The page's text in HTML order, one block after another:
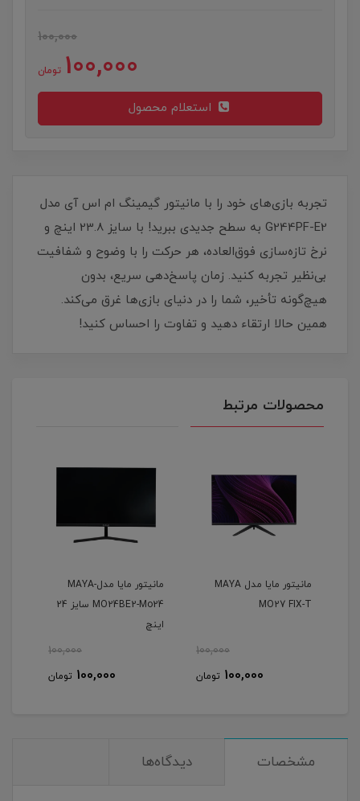
100,000
100,000 تومان
تجربه بازی‌های خود را با مانیتور گیمینگ ام اس آی مدل
G244PF-E2 به سطح جدیدی ببرید! با سایز 23.8 اینچ و
نرخ تازه‌سازی فوق‌العاده، هر حرکت را با وضوح و شفافیت
بی‌نظیر تجربه کنید. زمان پاسخ‌دهی سریع، بدون
هیچ‌گونه تأخیر، شما را در دنیای بازی‌ها غرق می‌کند.
همین حالا ارتقاء دهید و تفاوت را احساس کنید!
محصولات مرتبط
مانیتور مایا مدل MAYA
MO27 FIX-T
100,000
100,000 تومان
مانیتور مایا مدلMAYA-
MO24BE2-Mo24 سایز 24
اینچ
100,000
100,000 تومان
مشخصات دیدگاه‌ها